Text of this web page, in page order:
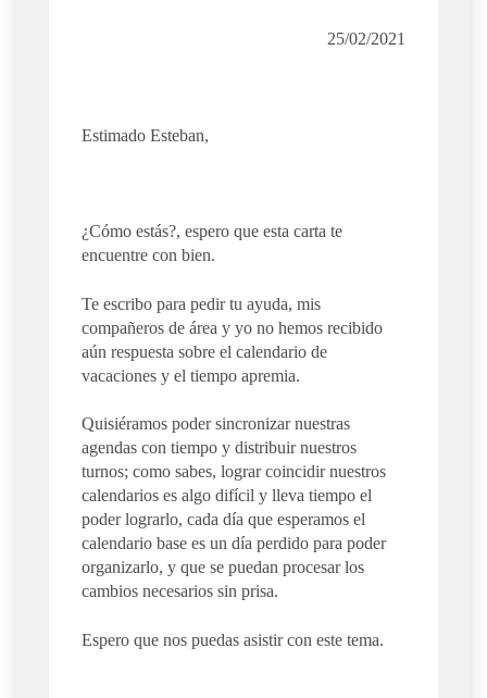
25/02/2021
Estimado Esteban,
¿Cómo estás?, espero que esta carta te
encuentre con bien.
Te escribo para pedir tu ayuda, mis
compañeros de área y yo no hemos recibido
aún respuesta sobre el calendario de
vacaciones y el tiempo apremia.
Quisiéramos poder sincronizar nuestras
agendas con tiempo y distribuir nuestros
turnos; como sabes, lograr coincidir nuestros
calendarios es algo difícil y lleva tiempo el
poder lograrlo, cada día que esperamos el
calendario base es un día perdido para poder
organizarlo, y que se puedan procesar los
cambios necesarios sin prisa.
Espero que nos puedas asistir con este tema.